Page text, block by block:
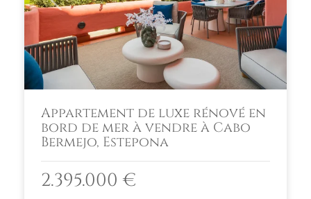
Appartement de luxe rénové en
bord de mer à vendre à Cabo
Bermejo, Estepona
2.395.000 €